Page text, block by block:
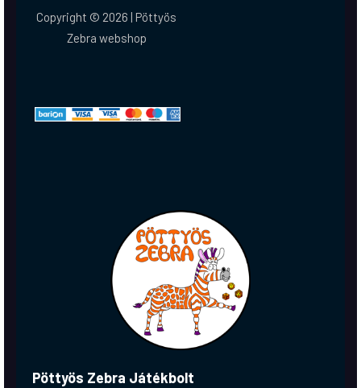
Copyright © 2026 | Pöttyös
Zebra webshop
Pöttyös Zebra Játékbolt